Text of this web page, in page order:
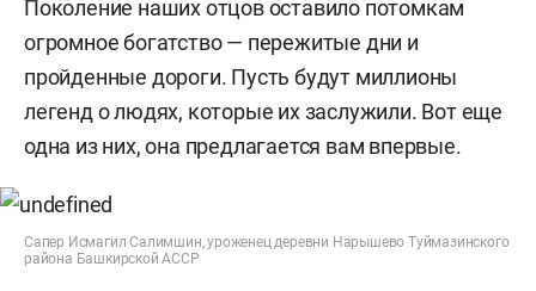
Поколение наших отцов оставило потомкам
огромное богатство — пережитые дни и
пройденные дороги. Пусть будут миллионы
легенд о людях, которые их заслужили. Вот еще
одна из них, она предлагается вам впервые.
Сапер Исмагил Салимшин, уроженец деревни Нарышево Туймазинского
района Башкирской АССР